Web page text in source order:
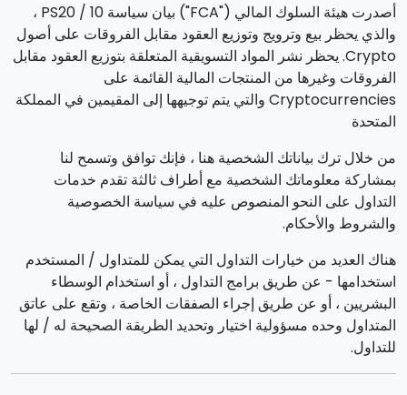
أصدرت هيئة السلوك المالي ("FCA") بيان سياسة PS20 / 10 ،
والذي يحظر بيع وترويج وتوزيع العقود مقابل الفروقات على أصول
Crypto. يحظر نشر المواد التسويقية المتعلقة بتوزيع العقود مقابل
الفروقات وغيرها من المنتجات المالية القائمة على
Cryptocurrencies والتي يتم توجيهها إلى المقيمين في المملكة
المتحدة
من خلال ترك بياناتك الشخصية هنا ، فإنك توافق وتسمح لنا
بمشاركة معلوماتك الشخصية مع أطراف ثالثة تقدم خدمات
التداول على النحو المنصوص عليه في سياسة الخصوصية
والشروط والأحكام.
هناك العديد من خيارات التداول التي يمكن للمتداول / المستخدم
استخدامها - عن طريق برامج التداول ، أو استخدام الوسطاء
البشريين ، أو عن طريق إجراء الصفقات الخاصة ، وتقع على عاتق
المتداول وحده مسؤولية اختيار وتحديد الطريقة الصحيحة له / لها
للتداول.